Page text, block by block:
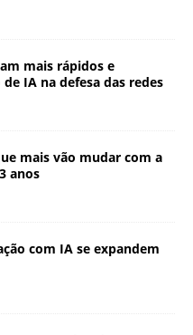
mais rápidos e
IA na defesa das redes
mais vão mudar com a
anos
com IA se expandem